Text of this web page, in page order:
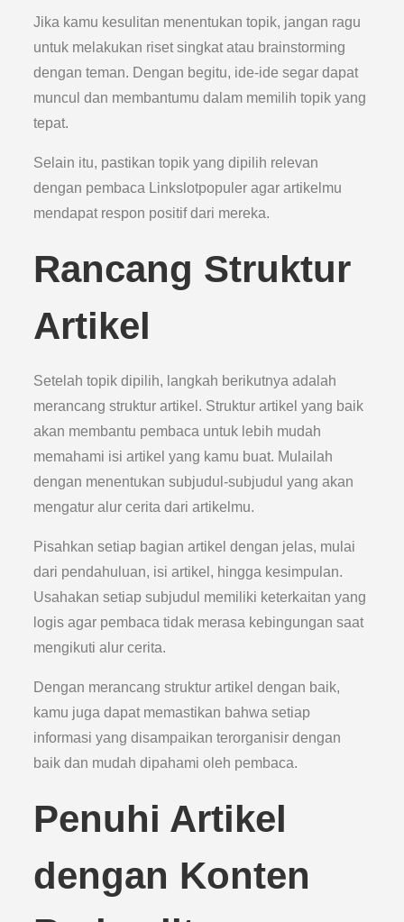
Jika kamu kesulitan menentukan topik, jangan ragu
untuk melakukan riset singkat atau brainstorming
dengan teman. Dengan begitu, ide-ide segar dapat
muncul dan membantumu dalam memilih topik yang
tepat.
Selain itu, pastikan topik yang dipilih relevan
dengan pembaca Linkslotpopuler agar artikelmu
mendapat respon positif dari mereka.
Rancang Struktur
Artikel
Setelah topik dipilih, langkah berikutnya adalah
merancang struktur artikel. Struktur artikel yang baik
akan membantu pembaca untuk lebih mudah
memahami isi artikel yang kamu buat. Mulailah
dengan menentukan subjudul-subjudul yang akan
mengatur alur cerita dari artikelmu.
Pisahkan setiap bagian artikel dengan jelas, mulai
dari pendahuluan, isi artikel, hingga kesimpulan.
Usahakan setiap subjudul memiliki keterkaitan yang
logis agar pembaca tidak merasa kebingungan saat
mengikuti alur cerita.
Dengan merancang struktur artikel dengan baik,
kamu juga dapat memastikan bahwa setiap
informasi yang disampaikan terorganisir dengan
baik dan mudah dipahami oleh pembaca.
Penuhi Artikel
dengan Konten